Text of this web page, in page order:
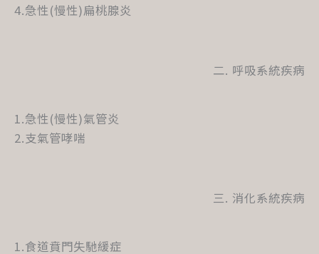
4.急性(慢性)扁桃腺炎
二. 呼吸系統疾病
1.急性(慢性)氣管炎
2.支氣管哮喘
三. 消化系統疾病
1.食道賁門失馳緩症